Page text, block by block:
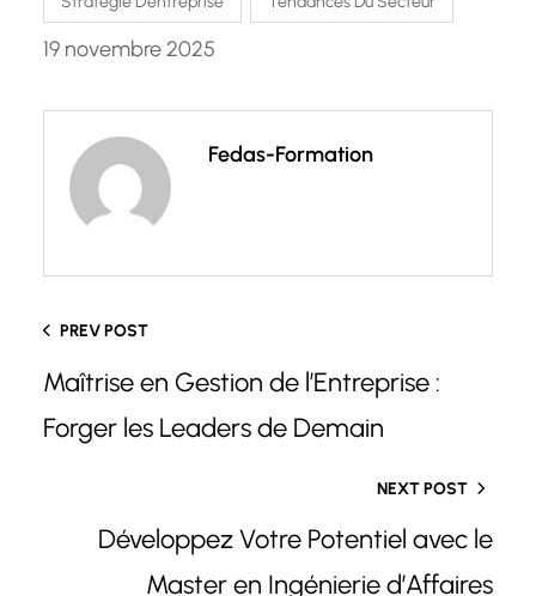
19 novembre 2025
Fedas-Formation
PREV POST
Maîtrise en Gestion de l’Entreprise :
Forger les Leaders de Demain
NEXT POST
Développez Votre Potentiel avec le
Master en Ingénierie d’Affaires